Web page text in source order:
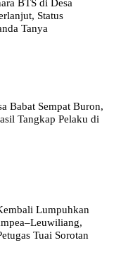
BTS di Desa
Status
Tanya
Babat Sempat Buron,
Tangkap Pelaku di
Lumpuhkan
Tuai Sorotan